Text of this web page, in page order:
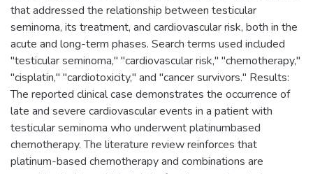
that addressed the relationship between testicular
seminoma, its treatment, and cardiovascular risk, both in the
acute and long-term phases. Search terms used included
"testicular seminoma," "cardiovascular risk," "chemotherapy,"
"cisplatin," "cardiotoxicity," and "cancer survivors." Results:
The reported clinical case demonstrates the occurrence of
late and severe cardiovascular events in a patient with
testicular seminoma who underwent platinumbased
chemotherapy. The literature review reinforces that
platinum-based chemotherapy and combinations are